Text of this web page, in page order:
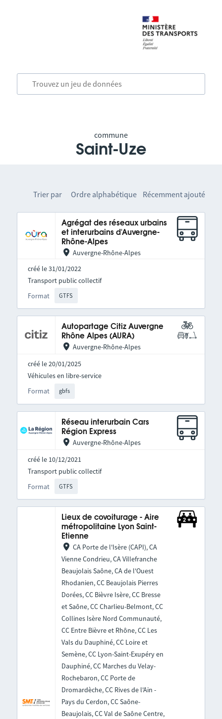
commune
Saint-Uze
Trier par Ordre alphabétique Récemment ajouté
Agrégat des réseaux urbains
et interurbains d'Auvergne-
Rhône-Alpes
Auvergne-Rhône-Alpes
créé le 31/01/2022
Format GTFS
Transport public collectif
Autopartage Citiz Auvergne
Rhône Alpes (AURA)
Auvergne-Rhône-Alpes
créé le 20/01/2025
Format gbfs
Véhicules en libre-service
Réseau interurbain Cars
Région Express
Auvergne-Rhône-Alpes
créé le 10/12/2021
Format GTFS
Transport public collectif
Lieux de covoiturage - Aire
métropolitaine Lyon Saint-
Etienne
CA Porte de l'Isère (CAPI), CA
Vienne Condrieu, CA Villefranche
Beaujolais Saône, CA de l'Ouest
Rhodanien, CC Beaujolais Pierres
Dorées, CC Bièvre Isère, CC Bresse
et Saône, CC Charlieu-Belmont, CC
Collines Isère Nord Communauté,
CC Entre Bièvre et Rhône, CC Les
Vals du Dauphiné, CC Loire et
Semène, CC Lyon-Saint-Exupéry en
Dauphiné, CC Marches du Velay-
Rochebaron, CC Porte de
Dromardèche, CC Rives de l'Ain -
Pays du Cerdon, CC Saône-
Beaujolais, CC Val de Saône Centre,